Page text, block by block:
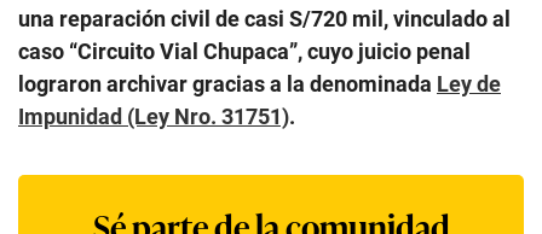
una reparación civil de casi S/720 mil, vinculado al
caso “Circuito Vial Chupaca”, cuyo juicio penal
lograron archivar gracias a la denominada Ley de
Impunidad (Ley Nro. 31751).